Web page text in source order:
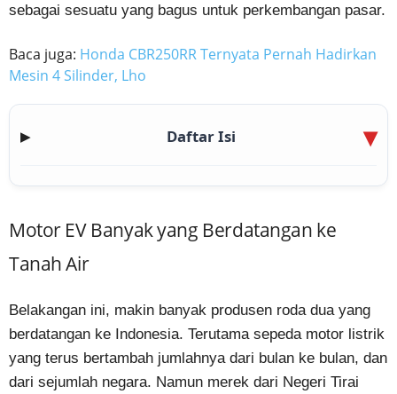
sebagai sesuatu yang bagus untuk perkembangan pasar.
Baca juga: Honda CBR250RR Ternyata Pernah Hadirkan
Mesin 4 Silinder, Lho
▶ Daftar Isi
Motor EV Banyak yang Berdatangan ke
Tanah Air
Belakangan ini, makin banyak produsen roda dua yang
berdatangan ke Indonesia. Terutama sepeda motor listrik
yang terus bertambah jumlahnya dari bulan ke bulan, dan
dari sejumlah negara. Namun merek dari Negeri Tirai